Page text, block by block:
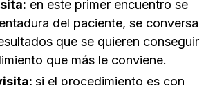
en este primer encuentro se
del paciente, se conversa
que se quieren conseguir
que más le conviene.
si el procedimiento es con